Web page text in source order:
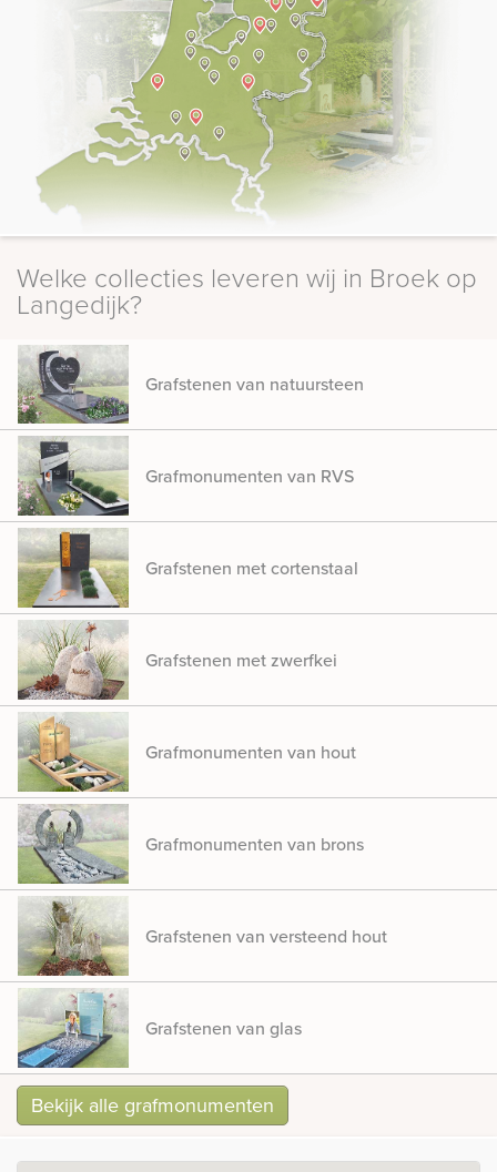
Welke collecties leveren wij in Broek op
Langedijk?
Grafstenen van natuursteen
Grafmonumenten van RVS
Grafstenen met cortenstaal
Grafstenen met zwerfkei
Grafmonumenten van hout
Grafmonumenten van brons
Grafstenen van versteend hout
Grafstenen van glas
Bekijk alle grafmonumenten